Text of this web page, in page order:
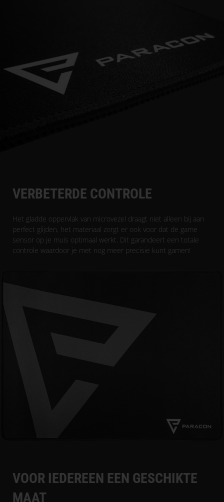
VERBETERDE CONTROLE
Het gladde oppervlak van microvezel draagt niet alleen bij aan
perfect glijden, het materiaal zorgt er ook voor dat de game
sensor op je muis optimaal werkt. Dit garandeert een totale
controle waardoor je met nog meer precisie kunt gamen!
VOOR IEDEREEN EEN GESCHIKTE
MAAT